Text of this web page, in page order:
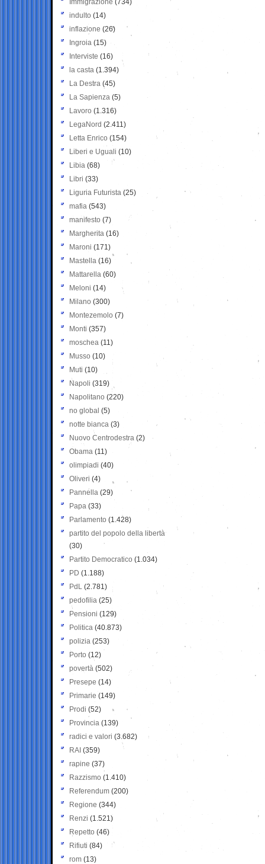
Immigrazione (734)
indulto (14)
inflazione (26)
Ingroia (15)
Interviste (16)
la casta (1.394)
La Destra (45)
La Sapienza (5)
Lavoro (1.316)
LegaNord (2.411)
Letta Enrico (154)
Liberi e Uguali (10)
Libia (68)
Libri (33)
Liguria Futurista (25)
mafia (543)
manifesto (7)
Margherita (16)
Maroni (171)
Mastella (16)
Mattarella (60)
Meloni (14)
Milano (300)
Montezemolo (7)
Monti (357)
moschea (11)
Musso (10)
Muti (10)
Napoli (319)
Napolitano (220)
no global (5)
notte bianca (3)
Nuovo Centrodestra (2)
Obama (11)
olimpiadi (40)
Oliveri (4)
Pannella (29)
Papa (33)
Parlamento (1.428)
partito del popolo della libertà
(30)
Partito Democratico (1.034)
PD (1.188)
PdL (2.781)
pedofilia (25)
Pensioni (129)
Politica (40.873)
polizia (253)
Porto (12)
povertà (502)
Presepe (14)
Primarie (149)
Prodi (52)
Provincia (139)
radici e valori (3.682)
RAI (359)
rapine (37)
Razzismo (1.410)
Referendum (200)
Regione (344)
Renzi (1.521)
Repetto (46)
Rifiuti (84)
rom (13)